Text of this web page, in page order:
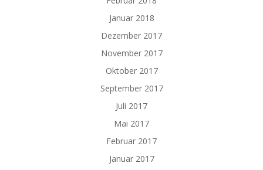
Januar 2018
Dezember 2017
November 2017
Oktober 2017
September 2017
Juli 2017
Mai 2017
Februar 2017
Januar 2017